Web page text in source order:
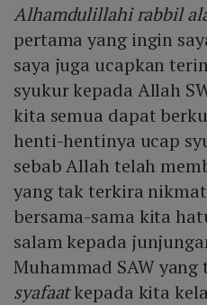
Alhamdulillahi rabbil
pertama yang ingin
saya juga ucapkan
syukur kepada Allah
kita semua dapat
henti-hentinya ucap
sebab Allah telah
yang tak terkira
bersama-sama kita
salam kepada
Muhammad SAW
syafaatkepada kita